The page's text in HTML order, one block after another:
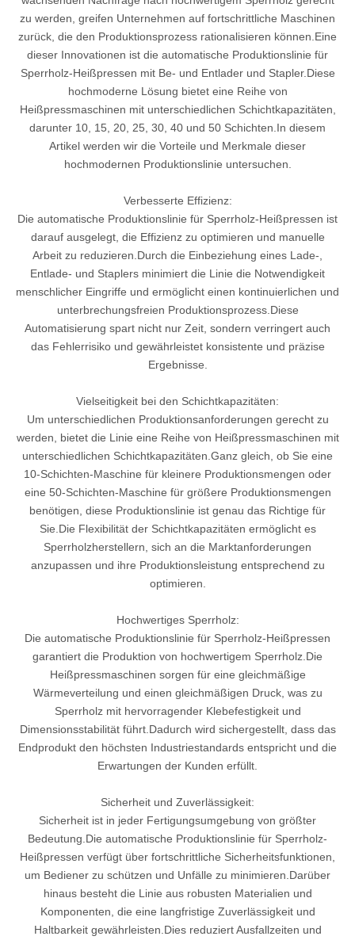
zu werden, greifen Unternehmen auf fortschrittliche Maschinen
zurück, die den Produktionsprozess rationalisieren können.Eine
dieser Innovationen ist die automatische Produktionslinie für
Sperrholz-Heißpressen mit Be- und Entlader und Stapler.Diese
hochmoderne Lösung bietet eine Reihe von
Heißpressmaschinen mit unterschiedlichen Schichtkapazitäten,
darunter 10, 15, 20, 25, 30, 40 und 50 Schichten.In diesem
Artikel werden wir die Vorteile und Merkmale dieser
hochmodernen Produktionslinie untersuchen.
Verbesserte Effizienz:
Die automatische Produktionslinie für Sperrholz-Heißpressen ist
darauf ausgelegt, die Effizienz zu optimieren und manuelle
Arbeit zu reduzieren.Durch die Einbeziehung eines Lade-,
Entlade- und Staplers minimiert die Linie die Notwendigkeit
menschlicher Eingriffe und ermöglicht einen kontinuierlichen und
unterbrechungsfreien Produktionsprozess.Diese
Automatisierung spart nicht nur Zeit, sondern verringert auch
das Fehlerrisiko und gewährleistet konsistente und präzise
Ergebnisse.
Vielseitigkeit bei den Schichtkapazitäten:
Um unterschiedlichen Produktionsanforderungen gerecht zu
werden, bietet die Linie eine Reihe von Heißpressmaschinen mit
unterschiedlichen Schichtkapazitäten.Ganz gleich, ob Sie eine
10-Schichten-Maschine für kleinere Produktionsmengen oder
eine 50-Schichten-Maschine für größere Produktionsmengen
benötigen, diese Produktionslinie ist genau das Richtige für
Sie.Die Flexibilität der Schichtkapazitäten ermöglicht es
Sperrholzherstellern, sich an die Marktanforderungen
anzupassen und ihre Produktionsleistung entsprechend zu
optimieren.
Hochwertiges Sperrholz:
Die automatische Produktionslinie für Sperrholz-Heißpressen
garantiert die Produktion von hochwertigem Sperrholz.Die
Heißpressmaschinen sorgen für eine gleichmäßige
Wärmeverteilung und einen gleichmäßigen Druck, was zu
Sperrholz mit hervorragender Klebefestigkeit und
Dimensionsstabilität führt.Dadurch wird sichergestellt, dass das
Endprodukt den höchsten Industriestandards entspricht und die
Erwartungen der Kunden erfüllt.
Sicherheit und Zuverlässigkeit:
Sicherheit ist in jeder Fertigungsumgebung von größter
Bedeutung.Die automatische Produktionslinie für Sperrholz-
Heißpressen verfügt über fortschrittliche Sicherheitsfunktionen,
um Bediener zu schützen und Unfälle zu minimieren.Darüber
hinaus besteht die Linie aus robusten Materialien und
Komponenten, die eine langfristige Zuverlässigkeit und
Haltbarkeit gewährleisten.Dies reduziert Ausfallzeiten und